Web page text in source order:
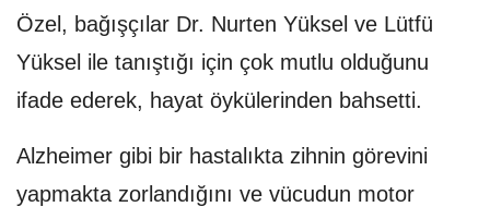
Özel, bağışçılar Dr. Nurten Yüksel ve Lütfü
Yüksel ile tanıştığı için çok mutlu olduğunu
ifade ederek, hayat öykülerinden bahsetti.
Alzheimer gibi bir hastalıkta zihnin görevini
yapmakta zorlandığını ve vücudun motor